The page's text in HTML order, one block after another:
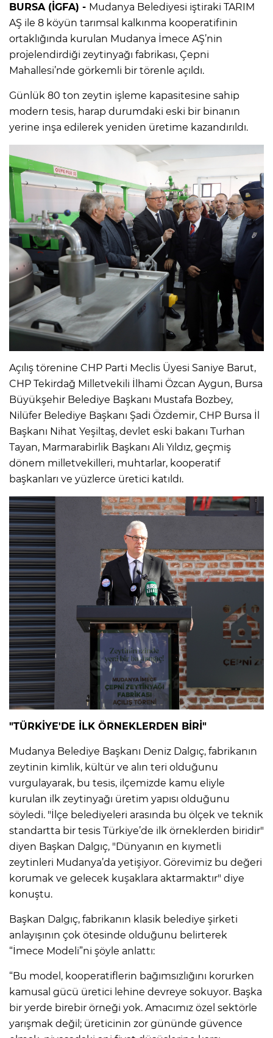
BURSA (İGFA) - Mudanya Belediyesi iştiraki TARIM
AŞ ile 8 köyün tarımsal kalkınma kooperatifinin
ortaklığında kurulan Mudanya İmece AŞ’nin
projelendirdiği zeytinyağı fabrikası, Çepni
Mahallesi’nde görkemli bir törenle açıldı.
Günlük 80 ton zeytin işleme kapasitesine sahip
modern tesis, harap durumdaki eski bir binanın
yerine inşa edilerek yeniden üretime kazandırıldı.
Açılış törenine CHP Parti Meclis Üyesi Saniye Barut,
CHP Tekirdağ Milletvekili İlhami Özcan Aygun, Bursa
Büyükşehir Belediye Başkanı Mustafa Bozbey,
Nilüfer Belediye Başkanı Şadi Özdemir, CHP Bursa İl
Başkanı Nihat Yeşiltaş, devlet eski bakanı Turhan
Tayan, Marmarabirlik Başkanı Ali Yıldız, geçmiş
dönem milletvekilleri, muhtarlar, kooperatif
başkanları ve yüzlerce üretici katıldı.
"TÜRKİYE'DE İLK ÖRNEKLERDEN BİRİ"
Mudanya Belediye Başkanı Deniz Dalgıç, fabrikanın
zeytinin kimlik, kültür ve alın teri olduğunu
vurgulayarak, bu tesis, ilçemizde kamu eliyle
kurulan ilk zeytinyağı üretim yapısı olduğunu
söyledi. "İlçe belediyeleri arasında bu ölçek ve teknik
standartta bir tesis Türkiye’de ilk örneklerden biridir"
diyen Başkan Dalgıç, "Dünyanın en kıymetli
zeytinleri Mudanya’da yetişiyor. Görevimiz bu değeri
korumak ve gelecek kuşaklara aktarmaktır" diye
konuştu.
Başkan Dalgıç, fabrikanın klasik belediye şirketi
anlayışının çok ötesinde olduğunu belirterek
“İmece Modeli”ni şöyle anlattı:
“Bu model, kooperatiflerin bağımsızlığını korurken
kamusal gücü üretici lehine devreye sokuyor. Başka
bir yerde birebir örneği yok. Amacımız özel sektörle
yarışmak değil; üreticinin zor gününde güvence